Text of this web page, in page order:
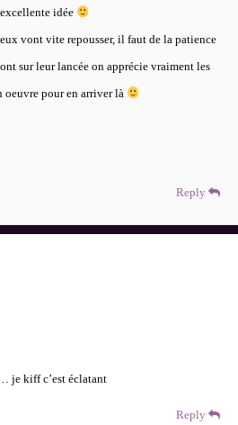
excellente idée
vont vite repousser, il faut de la patience
sur leur lancée on apprécie vraiment les
oeuvre pour en arriver là
Reply
je kiff c’est éclatant
Reply